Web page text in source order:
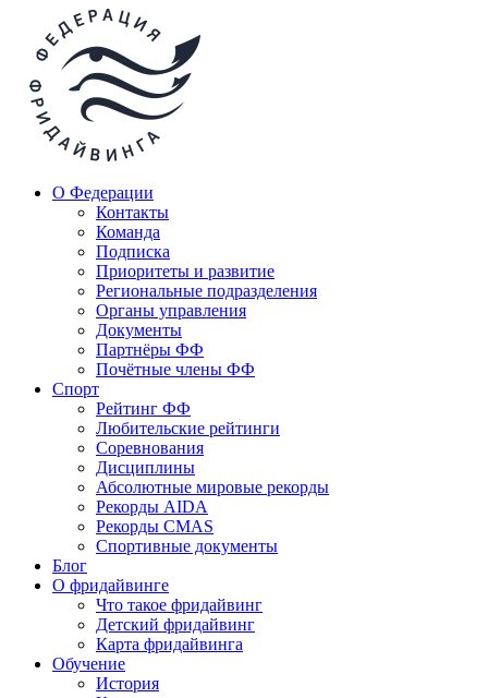
О Федерации
Контакты
Команда
Подписка
Приоритеты и развитие
Региональные подразделения
Органы управления
Документы
Партнёры ФФ
Почётные члены ФФ
Спорт
Рейтинг ФФ
Любительские рейтинги
Соревнования
Дисциплины
Абсолютные мировые рекорды
Рекорды AIDA
Рекорды CMAS
Спортивные документы
Блог
О фридайвинге
Что такое фридайвинг
Детский фридайвинг
Карта фридайвинга
Обучение
История